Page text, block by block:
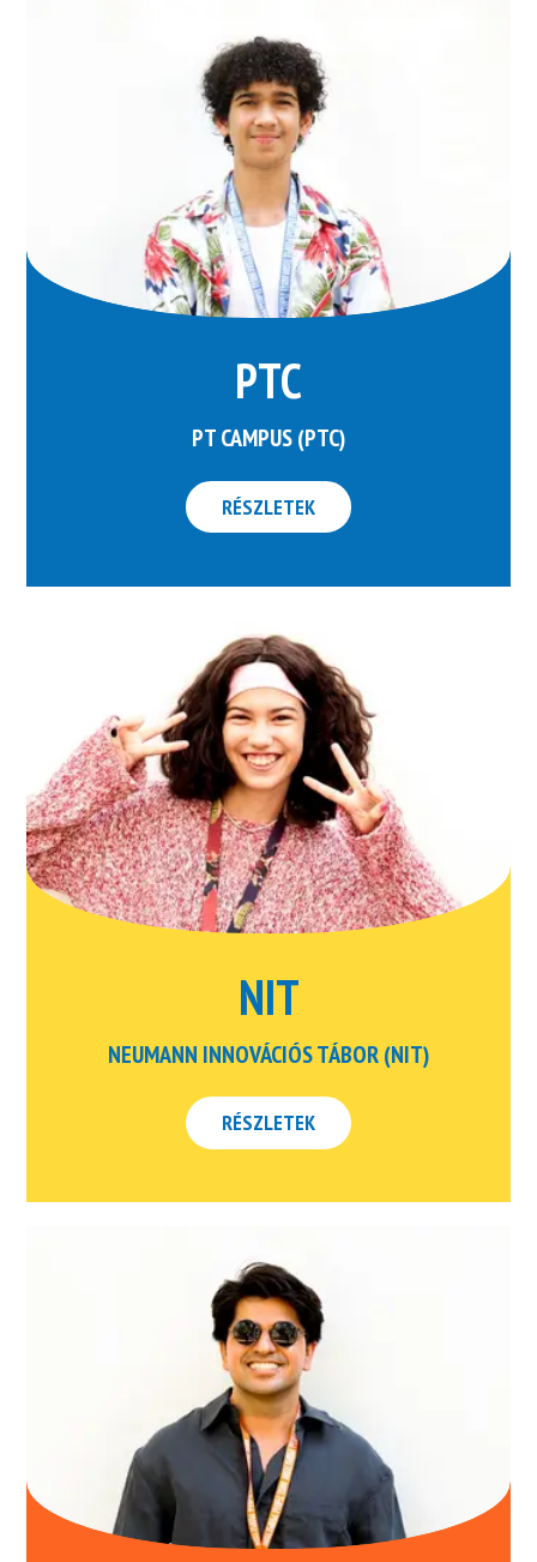
PTC
PT CAMPUS (PTC)
RÉSZLETEK
NIT
NEUMANN INNOVÁCIÓS TÁBOR (NIT)
RÉSZLETEK